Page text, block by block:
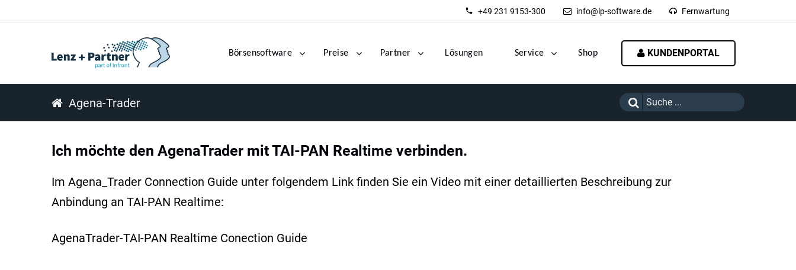
+49 231 9153-300 info@lp-software.de Fernwartung
Börsensoftware Preise Partner Lösungen Service Shop KUNDENPORTAL
Agena-Trader
Ich möchte den AgenaTrader mit TAI-PAN Realtime verbinden.
Im Agena_Trader Connection Guide unter folgendem Link finden Sie ein Video mit einer detaillierten Beschreibung zur
Anbindung an TAI-PAN Realtime:
AgenaTrader-TAI-PAN Realtime Conection Guide